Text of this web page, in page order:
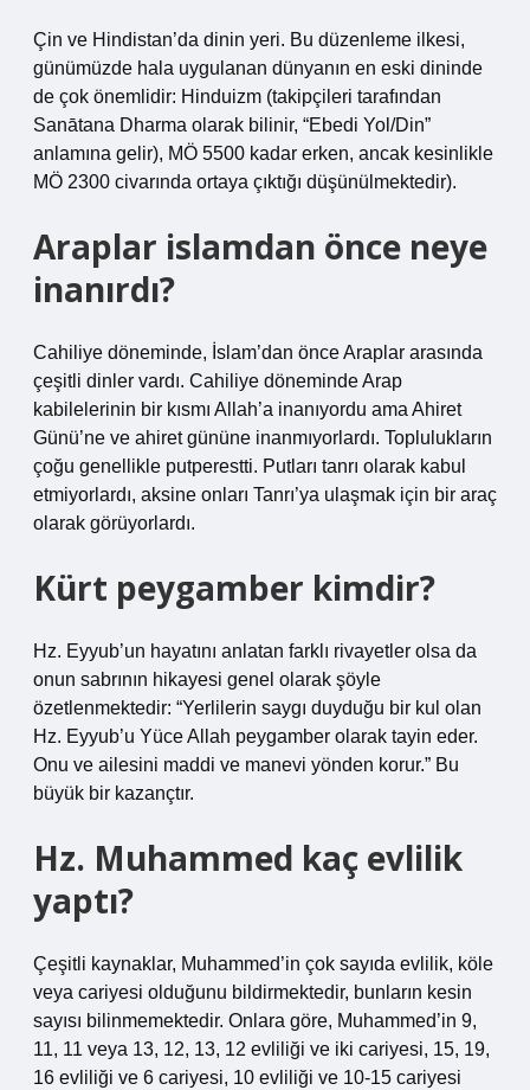
Çin ve Hindistan’da dinin yeri. Bu düzenleme ilkesi,
günümüzde hala uygulanan dünyanın en eski dininde
de çok önemlidir: Hinduizm (takipçileri tarafından
Sanātana Dharma olarak bilinir, “Ebedi Yol/Din”
anlamına gelir), MÖ 5500 kadar erken, ancak kesinlikle
MÖ 2300 civarında ortaya çıktığı düşünülmektedir).
Araplar islamdan önce neye
inanırdı?
Cahiliye döneminde, İslam’dan önce Araplar arasında
çeşitli dinler vardı. Cahiliye döneminde Arap
kabilelerinin bir kısmı Allah’a inanıyordu ama Ahiret
Günü’ne ve ahiret gününe inanmıyorlardı. Toplulukların
çoğu genellikle putperestti. Putları tanrı olarak kabul
etmiyorlardı, aksine onları Tanrı’ya ulaşmak için bir araç
olarak görüyorlardı.
Kürt peygamber kimdir?
Hz. Eyyub’un hayatını anlatan farklı rivayetler olsa da
onun sabrının hikayesi genel olarak şöyle
özetlenmektedir: “Yerlilerin saygı duyduğu bir kul olan
Hz. Eyyub’u Yüce Allah peygamber olarak tayin eder.
Onu ve ailesini maddi ve manevi yönden korur.” Bu
büyük bir kazançtır.
Hz. Muhammed kaç evlilik
yaptı?
Çeşitli kaynaklar, Muhammed’in çok sayıda evlilik, köle
veya cariyesi olduğunu bildirmektedir, bunların kesin
sayısı bilinmemektedir. Onlara göre, Muhammed’in 9,
11, 11 veya 13, 12, 13, 12 evliliği ve iki cariyesi, 15, 19,
16 evliliği ve 6 cariyesi, 10 evliliği ve 10-15 cariyesi